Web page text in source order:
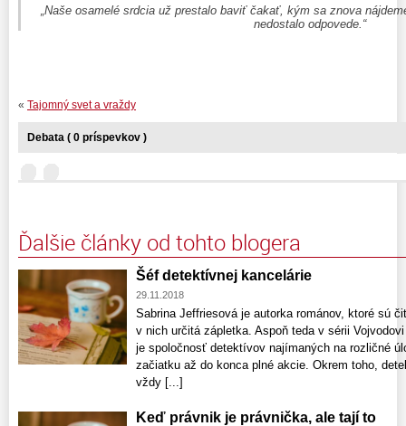
„Naše osamelé srdcia už prestalo baviť čakať, kým sa znova
nedostalo odpovede.“
« Tajomný svet a vraždy
Debata ( 0 príspevkov )
Ďalšie články od tohto blogera
Šéf detektívnej kancelárie
29.11.2018
Sabrina Jeffriesová je autorka románov, ktoré sú
v nich určitá zápletka. Aspoň teda v sérii
je spoločnosť detektívov najímaných na rozličné
začiatku až do konca plné akcie. Okrem toho,
vždy [...]
Keď právnik je právnička, ale tají to